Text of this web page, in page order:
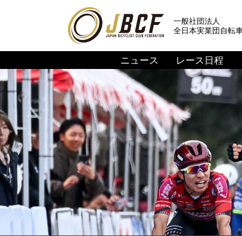
一般社団法人
全日本実業団自転
ニュース レース日程